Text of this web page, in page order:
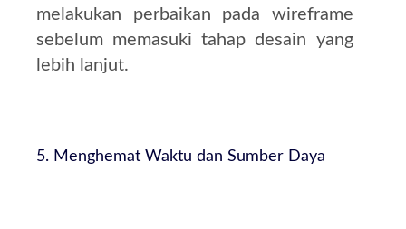
melakukan perbaikan pada wireframe
sebelum memasuki tahap desain yang
lebih lanjut.
5. Menghemat Waktu dan Sumber Daya